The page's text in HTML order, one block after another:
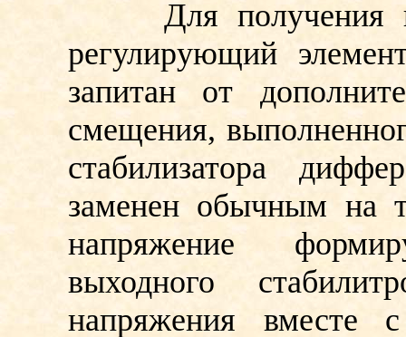
Для получения
регулирующий
запитан от
смещения,
стабилизатора
заменен обычным на
напряжение
выходного
напряжения вместе